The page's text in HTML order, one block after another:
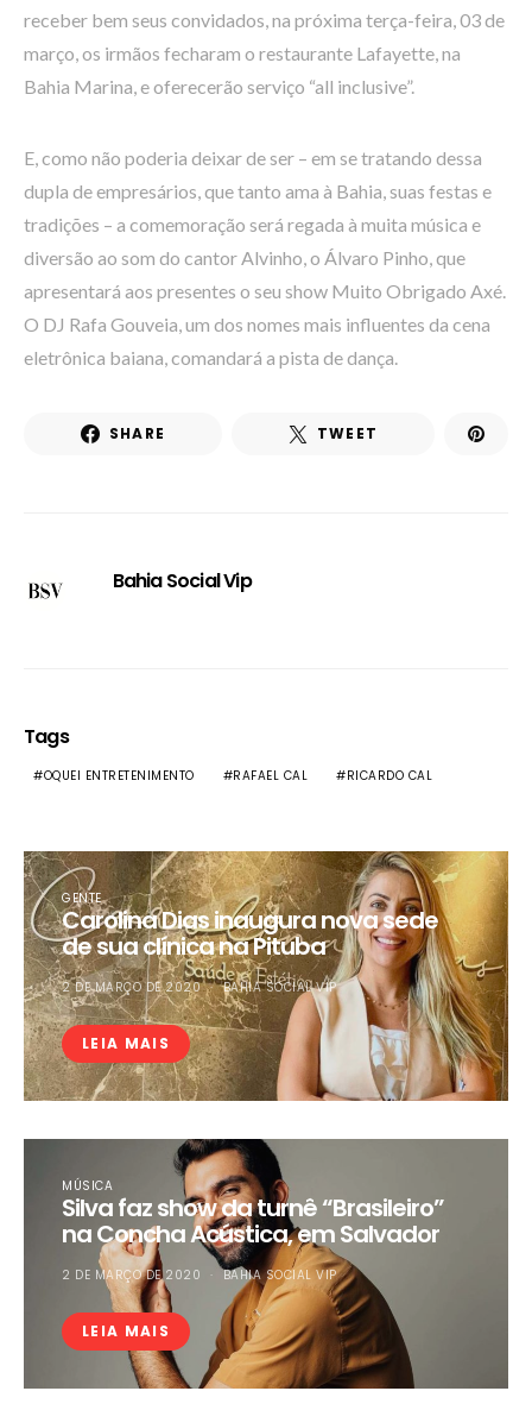
receber bem seus convidados, na próxima terça-feira, 03 de
março, os irmãos fecharam o restaurante Lafayette, na
Bahia Marina, e oferecerão serviço “all inclusive”.
E, como não poderia deixar de ser – em se tratando dessa
dupla de empresários, que tanto ama à Bahia, suas festas e
tradições – a comemoração será regada à muita música e
diversão ao som do cantor Alvinho, o Álvaro Pinho, que
apresentará aos presentes o seu show Muito Obrigado Axé.
O DJ Rafa Gouveia, um dos nomes mais influentes da cena
eletrônica baiana, comandará a pista de dança.
SHARE TWEET
Bahia Social Vip
Tags
OQUEI ENTRETENIMENTO RAFAEL CAL RICARDO CAL
GENTE
Carolina Dias inaugura nova sede
de sua clínica na Pituba
2 DE MARÇO DE 2020 BAHIA SOCIAL VIP
LEIA MAIS
MÚSICA
Silva faz show da turnê “Brasileiro”
na Concha Acústica, em Salvador
2 DE MARÇO DE 2020 BAHIA SOCIAL VIP
LEIA MAIS